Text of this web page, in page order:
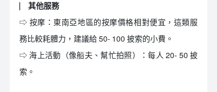
⎸ 其他服務
⇨ 按摩：東南亞地區的按摩價格相對便宜，這類服
務比較耗體力，建議給 50- 100 披索的小費。
⇨ 海上活動（像船夫、幫忙拍照）：每人 20- 50 披
索。